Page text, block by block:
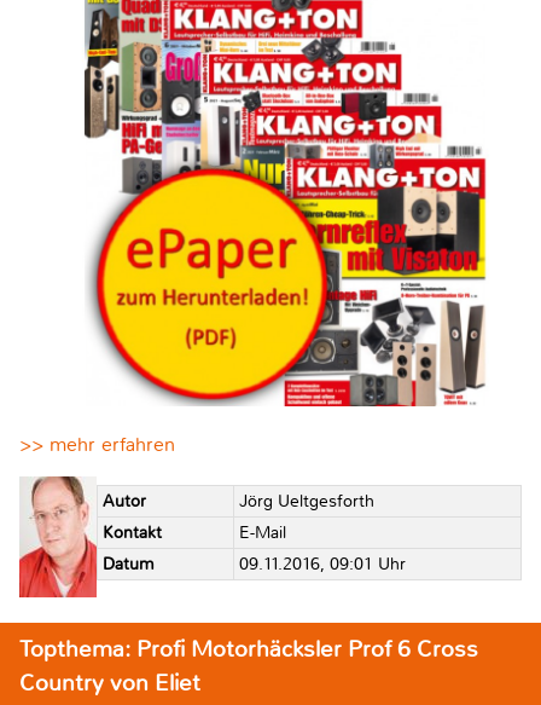
>> mehr erfahren
Autor
Jörg Ueltgesforth
Kontakt
E-Mail
Datum
09.11.2016, 09:01 Uhr
Topthema: Profi Motorhäcksler Prof 6 Cross
Country von Eliet